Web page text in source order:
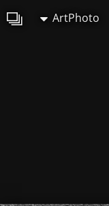
ArtPhoto